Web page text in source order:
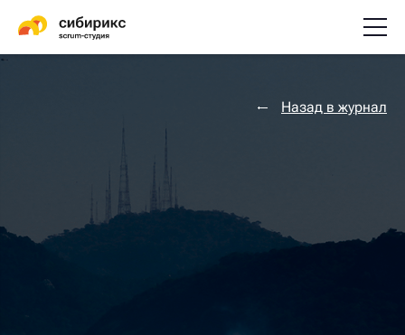
Назад в журнал